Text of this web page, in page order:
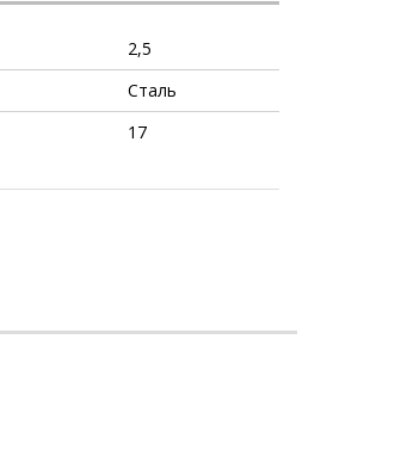
2,5
Сталь
17